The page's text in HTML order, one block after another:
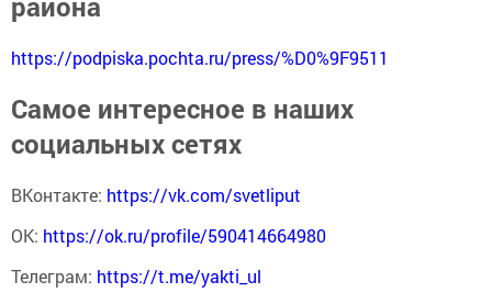
https://podpiska.pochta.ru/press/%D0%9F9511
Самое интересное в наших
социальных сетях
ВКонтакте: https://vk.com/svetliput
ОК: https://ok.ru/profile/590414664980
Телеграм: https://t.me/yakti_ul